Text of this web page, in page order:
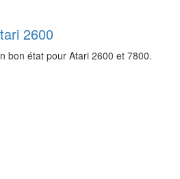
2600
bon état pour Atari 2600 et 7800.